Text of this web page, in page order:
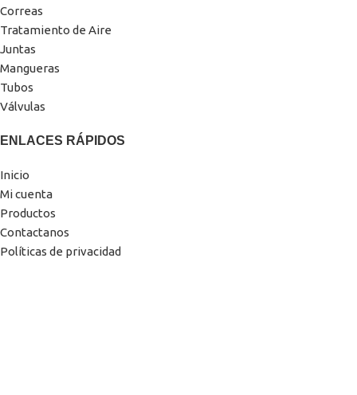
Correas
Tratamiento de Aire
Juntas
Mangueras
Tubos
Válvulas
ENLACES RÁPIDOS
Inicio
Mi cuenta
Productos
Contactanos
Políticas de privacidad